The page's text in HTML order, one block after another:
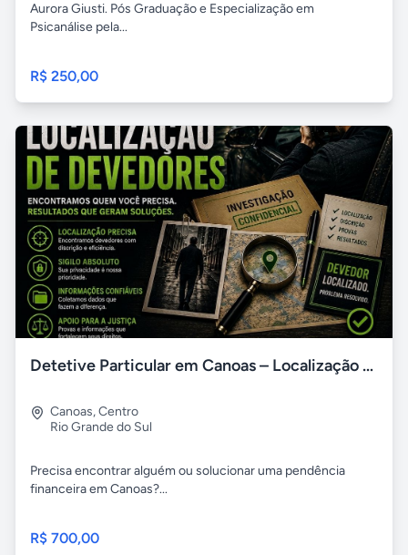
Aurora Giusti. Pós Graduação e Especialização em
Psicanálise pela...
R$ 250,00
Detetive Particular em Canoas – Localização de Devedores
Canoas,Centro
Rio Grande do Sul
Precisa encontrar alguém ou solucionar uma pendência
financeira em Canoas?...
R$ 700,00